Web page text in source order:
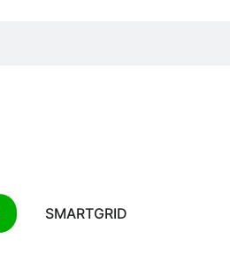
SMARTGRID